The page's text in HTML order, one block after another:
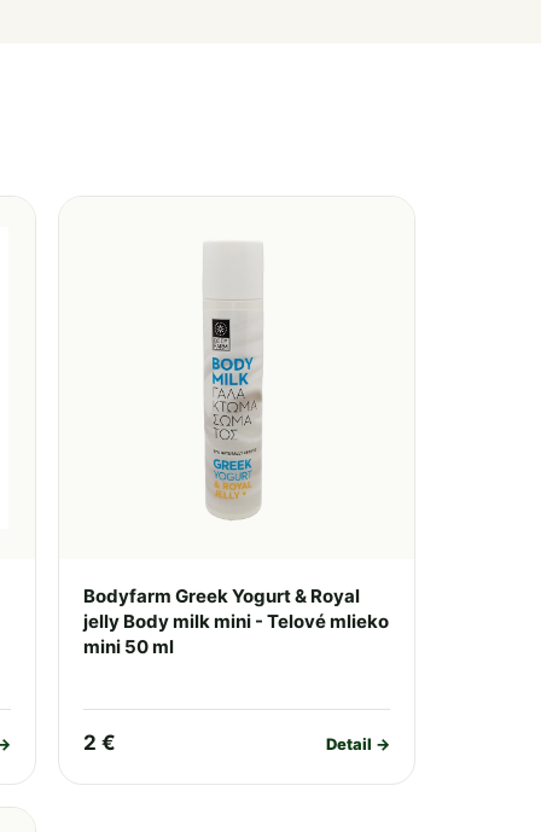
Bodyfarm Greek Yogurt & Royal
jelly Body milk mini - Telové mlieko
mini 50 ml
2 € Detail →